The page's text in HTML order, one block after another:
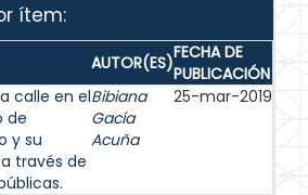
ítem:
AUTOR(ES)FECHA DE
PUBLICACIÓN
calle en el
de
y su
través de
Bibiana
Gacía
Acuña
25-mar-2019